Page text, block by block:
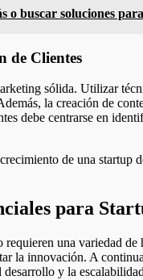
o buscar soluciones
de Clientes
sólida. Utilizar
la creación de
debe centrarse en
de una
para
requieren una variedad de
la innovación. A
y la